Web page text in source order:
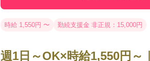
時給 1,550円 〜 勤続支援金 非正規：15,000円
週1日～OK×時給1,550円